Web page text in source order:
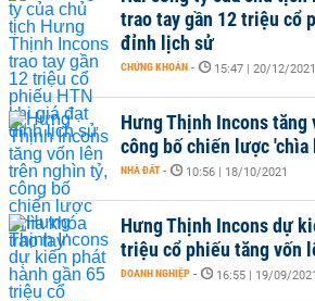
trao tay gần 12 triệu cổ
đỉnh lịch sử
CHỨNG KHOÁN - 15:47 | 20/12/2021
Hưng Thịnh Incons
công bố chiến lược 'chìa
NHÀ ĐẤT - 10:56 | 18/10/2021
Hưng Thịnh Incons dự
triệu cổ phiếu tăng vốn
DOANH NGHIỆP - 16:55 | 19/09/2021